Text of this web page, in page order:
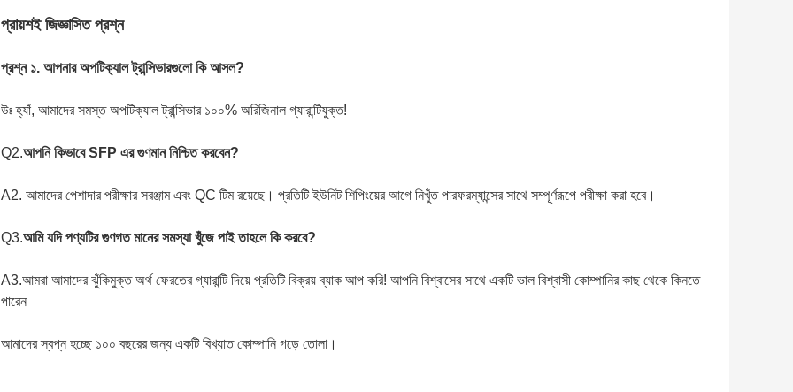
প্রায়শই জিজ্ঞাসিত প্রশ্ন
প্রশ্ন ১. আপনার অপটিক্যাল ট্রান্সিভারগুলো কি আসল?
উঃ হ্যাঁ, আমাদের সমস্ত অপটিক্যাল ট্রান্সিভার ১০০% অরিজিনাল গ্যারান্টিযুক্ত!
Q2.আপনি কিভাবে SFP এর গুণমান নিশ্চিত করবেন?
A2. আমাদের পেশাদার পরীক্ষার সরঞ্জাম এবং QC টিম রয়েছে। প্রতিটি ইউনিট শিপিংয়ের আগে নিখুঁত পারফরম্যান্সের সাথে সম্পূর্ণরূপে পরীক্ষা করা হবে।
Q3.আমি যদি পণ্যটির গুণগত মানের সমস্যা খুঁজে পাই তাহলে কি করবে?
A3.আমরা আমাদের ঝুঁকিমুক্ত অর্থ ফেরতের গ্যারান্টি দিয়ে প্রতিটি বিক্রয় ব্যাক আপ করি! আপনি বিশ্বাসের সাথে একটি ভাল বিশ্বাসী কোম্পানির কাছ থেকে কিনতে
পারেন
আমাদের স্বপ্ন হচ্ছে ১০০ বছরের জন্য একটি বিখ্যাত কোম্পানি গড়ে তোলা।